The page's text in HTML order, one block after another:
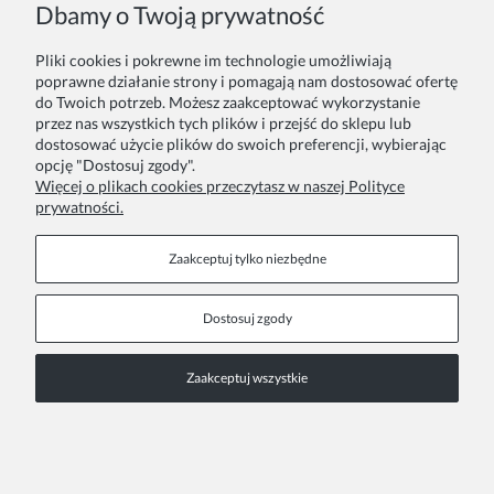
Zamówienie
Twoje zamówienia
Zwroty i reklamacje
Formy płatności
Czas i koszty dostawy
Inne
Blog
Zainspiruj się
Kontakt
Pn. - Pt. 9:00 - 15:00
Dbamy o Twoją prywatność
Pliki cookies i pokrewne im technologie umożliwiają
poprawne działanie strony i pomagają nam dostosować ofertę
do Twoich potrzeb. Możesz zaakceptować wykorzystanie
przez nas wszystkich tych plików i przejść do sklepu lub
dostosować użycie plików do swoich preferencji, wybierając
opcję "Dostosuj zgody".
Więcej o plikach cookies przeczytasz w naszej Polityce
prywatności.
Zaakceptuj tylko niezbędne
Dostosuj zgody
Zaakceptuj wszystkie